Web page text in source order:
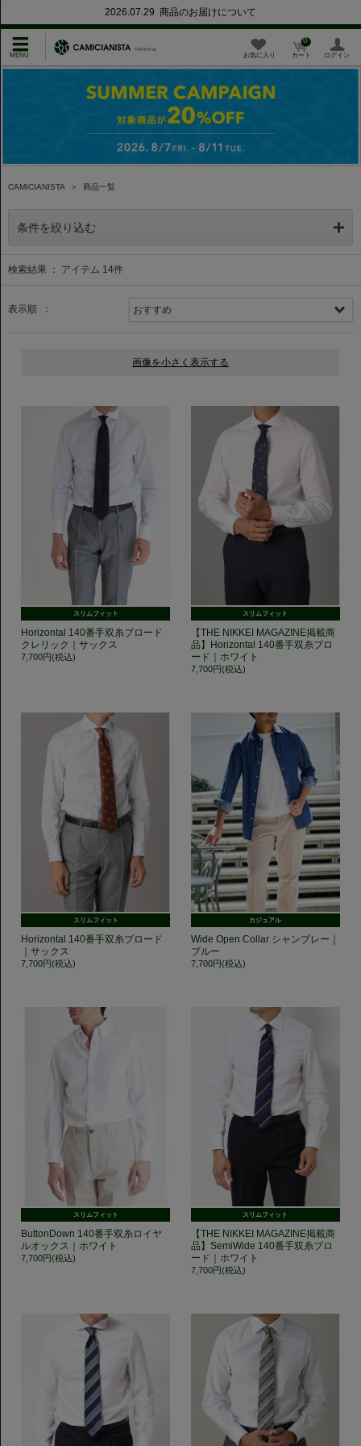
2026.07.29 商品のお届けについて
お気に入り カート
0
ログイン
CAMICIANISTA ＞ 商品一覧
条件を絞り込む
検索結果 ： アイテム 14件
表示順 ：
スリムフィット
Horizontal 140番手双糸ブロード
クレリック｜サックス
7,700円(税込)
スリムフィット
【THE NIKKEI MAGAZINE掲載商
品】Horizontal 140番手双糸ブロ
ード｜ホワイト
7,700円(税込)
スリムフィット
Horizontal 140番手双糸ブロード
｜サックス
7,700円(税込)
カジュアル
Wide Open Collar シャンブレー｜
ブルー
7,700円(税込)
スリムフィット
ButtonDown 140番手双糸ロイヤ
ルオックス｜ホワイト
7,700円(税込)
スリムフィット
【THE NIKKEI MAGAZINE掲載商
品】SemiWide 140番手双糸ブロ
ード｜ホワイト
7,700円(税込)